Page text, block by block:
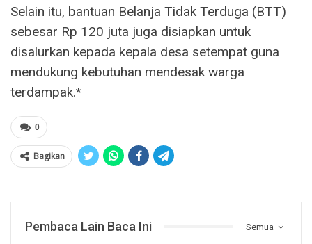
Selain itu, bantuan Belanja Tidak Terduga (BTT)
sebesar Rp 120 juta juga disiapkan untuk
disalurkan kepada kepala desa setempat guna
mendukung kebutuhan mendesak warga
terdampak.*
0
Bagikan
Semua
Pembaca Lain Baca Ini